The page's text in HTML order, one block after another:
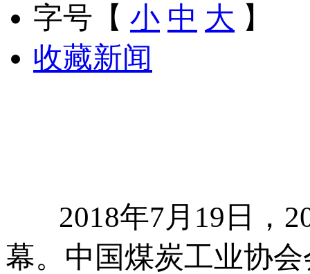
字号【 小 中 大 】
收藏新闻
2018年7月19日，
幕。中国煤炭工业协